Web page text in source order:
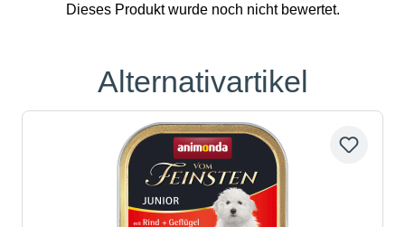
Produktgalerie überspringen
Alternativartikel